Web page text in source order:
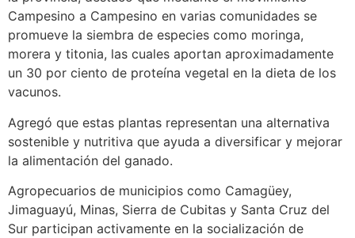
Campesino a Campesino en varias comunidades se
promueve la siembra de especies como moringa,
morera y titonia, las cuales aportan aproximadamente
un 30 por ciento de proteína vegetal en la dieta de los
vacunos.
Agregó que estas plantas representan una alternativa
sostenible y nutritiva que ayuda a diversificar y mejorar
la alimentación del ganado.
Agropecuarios de municipios como Camagüey,
Jimaguayú, Minas, Sierra de Cubitas y Santa Cruz del
Sur participan activamente en la socialización de